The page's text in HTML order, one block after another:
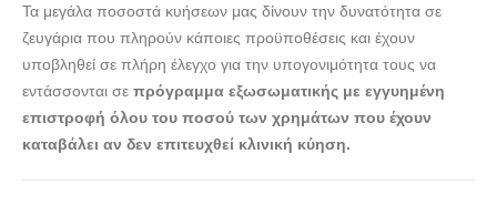
Τα μεγάλα ποσοστά κυήσεων μας δίνουν την δυνατότητα σε
ζευγάρια που πληρούν κάποιες προϋποθέσεις και έχουν
υποβληθεί σε πλήρη έλεγχο για την υπογονιμότητα τους να
εντάσσονται σε πρόγραμμα εξωσωματικής με εγγυημένη
επιστροφή όλου του ποσού των χρημάτων που έχουν
καταβάλει αν δεν επιτευχθεί κλινική κύηση.